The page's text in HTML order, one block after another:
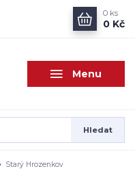
Menu
Hledat
0 ks
0 Kč
Starý Hrozenkov